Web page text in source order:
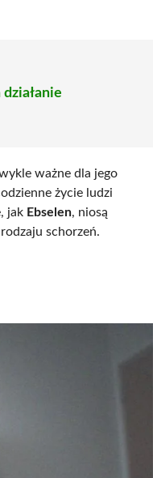
ważne dla jego
życie ludzi
jak Ebselen, niosą
schorzeń.